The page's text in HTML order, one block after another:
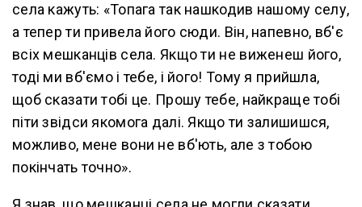
села кажуть: «Топага так нашкодив нашому селу,
а тепер ти привела його сюди. Він, напевно, вб'є
всіх мешканців села. Якщо ти не виженеш його,
тоді ми вб'ємо і тебе, і його! Тому я прийшла,
щоб сказати тобі це. Прошу тебе, найкраще тобі
піти звідси якомога далі. Якщо ти залишишся,
можливо, мене вони не вб'ють, але з тобою
покінчать точно».